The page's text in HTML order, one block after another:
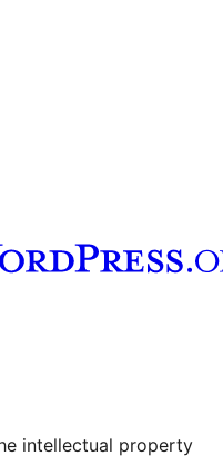
YouTube
conta de Tumblr
intellectual property